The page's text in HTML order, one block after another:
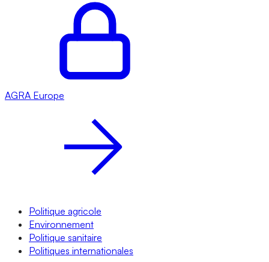
AGRA Europe
Politique agricole
Environnement
Politique sanitaire
Politiques internationales